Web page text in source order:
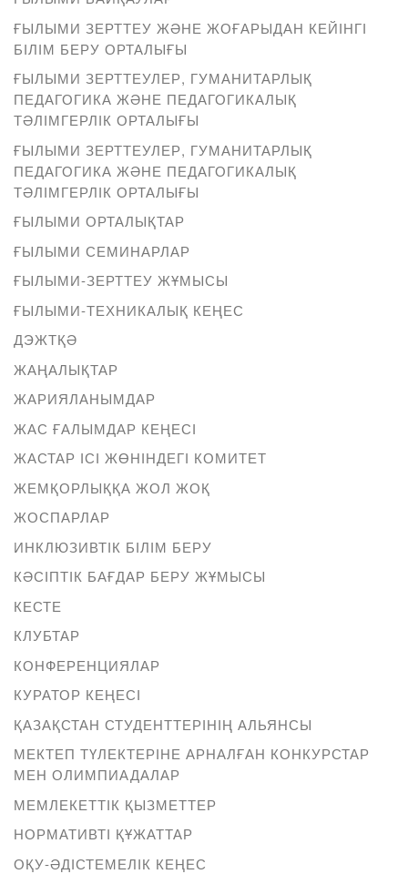
ҒЫЛЫМИ ЗЕРТТЕУ ЖӘНЕ ЖОҒАРЫДАН КЕЙІНГІ
БІЛІМ БЕРУ ОРТАЛЫҒЫ
ҒЫЛЫМИ ЗЕРТТЕУЛЕР, ГУМАНИТАРЛЫҚ
ПЕДАГОГИКА ЖӘНЕ ПЕДАГОГИКАЛЫҚ
ТӘЛІМГЕРЛІК ОРТАЛЫҒЫ
ҒЫЛЫМИ ЗЕРТТЕУЛЕР, ГУМАНИТАРЛЫҚ
ПЕДАГОГИКА ЖӘНЕ ПЕДАГОГИКАЛЫҚ
ТӘЛІМГЕРЛІК ОРТАЛЫҒЫ
ҒЫЛЫМИ ОРТАЛЫҚТАР
ҒЫЛЫМИ СЕМИНАРЛАР
ҒЫЛЫМИ-ЗЕРТТЕУ ЖҰМЫСЫ
ҒЫЛЫМИ-ТЕХНИКАЛЫҚ КЕҢЕС
ДЭЖТҚӘ
ЖАҢАЛЫҚТАР
ЖАРИЯЛАНЫМДАР
ЖАС ҒАЛЫМДАР КЕҢЕСІ
ЖАСТАР ІСІ ЖӨНІНДЕГІ КОМИТЕТ
ЖЕМҚОРЛЫҚҚА ЖОЛ ЖОҚ
ЖОСПАРЛАР
ИНКЛЮЗИВТІК БІЛІМ БЕРУ
КӘСІПТІК БАҒДАР БЕРУ ЖҰМЫСЫ
КЕСТЕ
КЛУБТАР
КОНФЕРЕНЦИЯЛАР
КУРАТОР КЕҢЕСІ
ҚАЗАҚСТАН СТУДЕНТТЕРІНІҢ АЛЬЯНСЫ
МЕКТЕП ТҮЛЕКТЕРІНЕ АРНАЛҒАН КОНКУРСТАР
МЕН ОЛИМПИАДАЛАР
МЕМЛЕКЕТТІК ҚЫЗМЕТТЕР
НОРМАТИВТІ ҚҰЖАТТАР
ОҚУ-ӘДІСТЕМЕЛІК КЕҢЕС